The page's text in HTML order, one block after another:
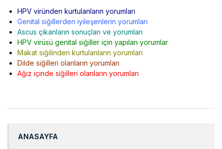
HPV viründen kurtulanların yorumları
Genital siğillerden iyileşenlerin yorumları
Ascus çıkanların sonuçları ve yorumları
HPV virüsü genital siğiller için yapılan yorumlar
Makat siğilinden kurtulanların yorumları
Dilde siğilleri olanların yorumları
Ağız içinde siğilleri olanların yorumları
ANASAYFA